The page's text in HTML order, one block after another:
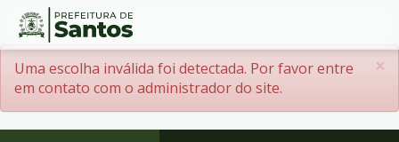
Ir
para
conteúdo
1
Conteúdo ×
Menssagem de erro
Uma escolha inválida foi detectada. Por favor entre
em contato com o administrador do site.